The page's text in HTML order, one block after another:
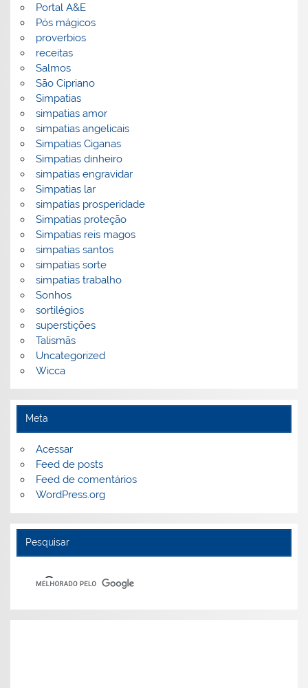
Portal A&E
Pós mágicos
proverbios
receitas
Salmos
São Cipriano
Simpatias
simpatias amor
simpatias angelicais
Simpatias Ciganas
Simpatias dinheiro
simpatias engravidar
Simpatias lar
simpatias prosperidade
Simpatias proteção
Simpatias reis magos
simpatias santos
simpatias sorte
simpatias trabalho
Sonhos
sortilégios
superstições
Talismãs
Uncategorized
Wicca
Meta
Acessar
Feed de posts
Feed de comentários
WordPress.org
Pesquisar